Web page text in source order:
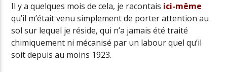
Il y a quelques mois de cela, je racontais ici-même
qu’il m’était venu simplement de porter attention au
sol sur lequel je réside, qui n’a jamais été traité
chimiquement ni mécanisé par un labour quel qu’il
soit depuis au moins 1923.